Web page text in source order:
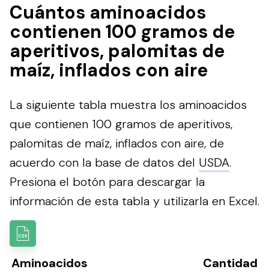
Cuántos aminoacidos
contienen 100 gramos de
aperitivos, palomitas de
maíz, inflados con aire
La siguiente tabla muestra los aminoacidos
que contienen 100 gramos de aperitivos,
palomitas de maíz, inflados con aire, de
acuerdo con la base de datos del USDA.
Presiona el botón para descargar la
información de esta tabla y utilizarla en Excel.
Aminoacidos
Cantidad